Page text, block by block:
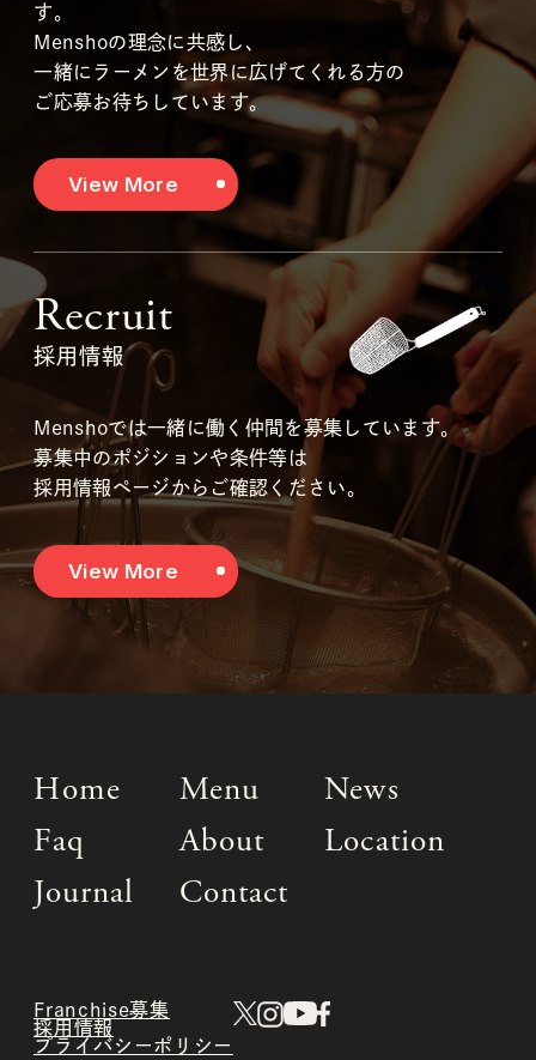
す。
Menshoの理念に共感し、
一緒にラーメンを世界に広げてくれる方の
ご応募お待ちしています。
View More
Recruit
採用情報
Menshoでは一緒に働く仲間を募集しています。
募集中のポジションや条件等は
採用情報ページからご確認ください。
View More
Home Menu
News
Faq
About
Location
Journal
Contact
Franchise募集
採用情報
プライバシーポリシー